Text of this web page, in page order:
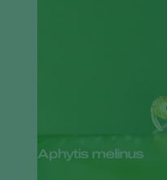
Aphytis melinus